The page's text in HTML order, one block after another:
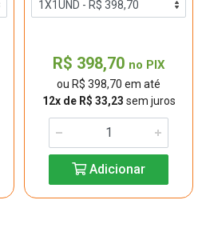
R$ 398,70 no PIX
ou R$ 398,70 em até
12x de R$ 33,23 sem juros
Adicionar